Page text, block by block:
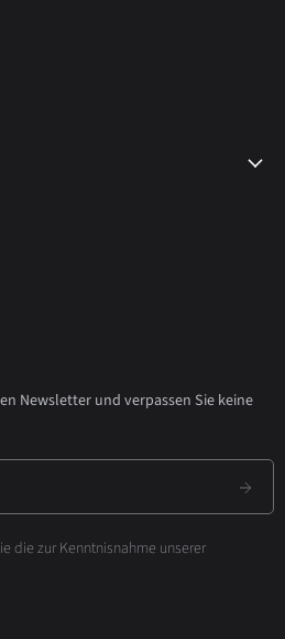
Newsletter und verpassen Sie keine
die zur Kenntnisnahme unserer